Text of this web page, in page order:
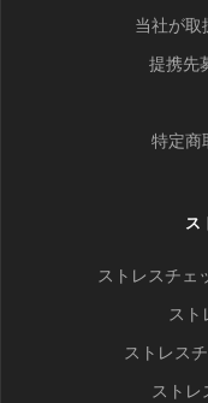
当社が取
提携先
特定商
ス
ストレスチェ
スト
ストレス
ストレ